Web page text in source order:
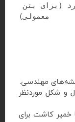
طول اورلب = 40 × قطر میلگرد (برای بتن
مهندسی.
و شکل موردنظر
کاشت برای